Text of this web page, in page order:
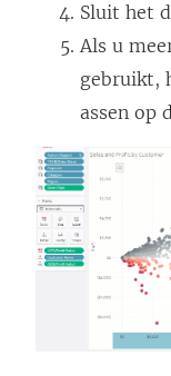
Sluit het
Als u
gebruikt,
assen op